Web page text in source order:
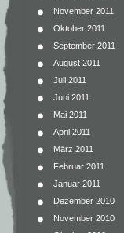
November 2011
Oktober 2011
September 2011
August 2011
Juli 2011
Juni 2011
Mai 2011
April 2011
März 2011
Februar 2011
Januar 2011
Dezember 2010
November 2010